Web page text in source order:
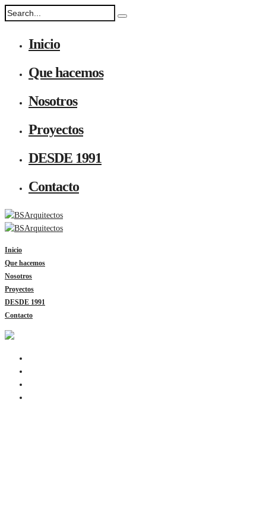
Inicio
Que hacemos
Nosotros
Proyectos
DESDE 1991
Contacto
Inicio
Que hacemos
Nosotros
Proyectos
DESDE 1991
Contacto